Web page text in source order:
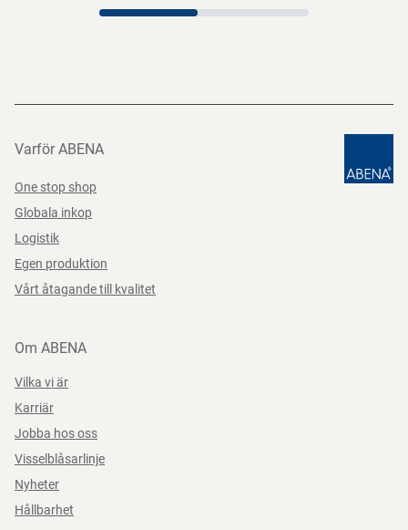
Varför ABENA
One stop shop
Globala inkop
Logistik
Egen produktion
Vårt åtagande till kvalitet
Om ABENA
Vilka vi är
Karriär
Jobba hos oss
Visselblåsarlinje
Nyheter
Hållbarhet